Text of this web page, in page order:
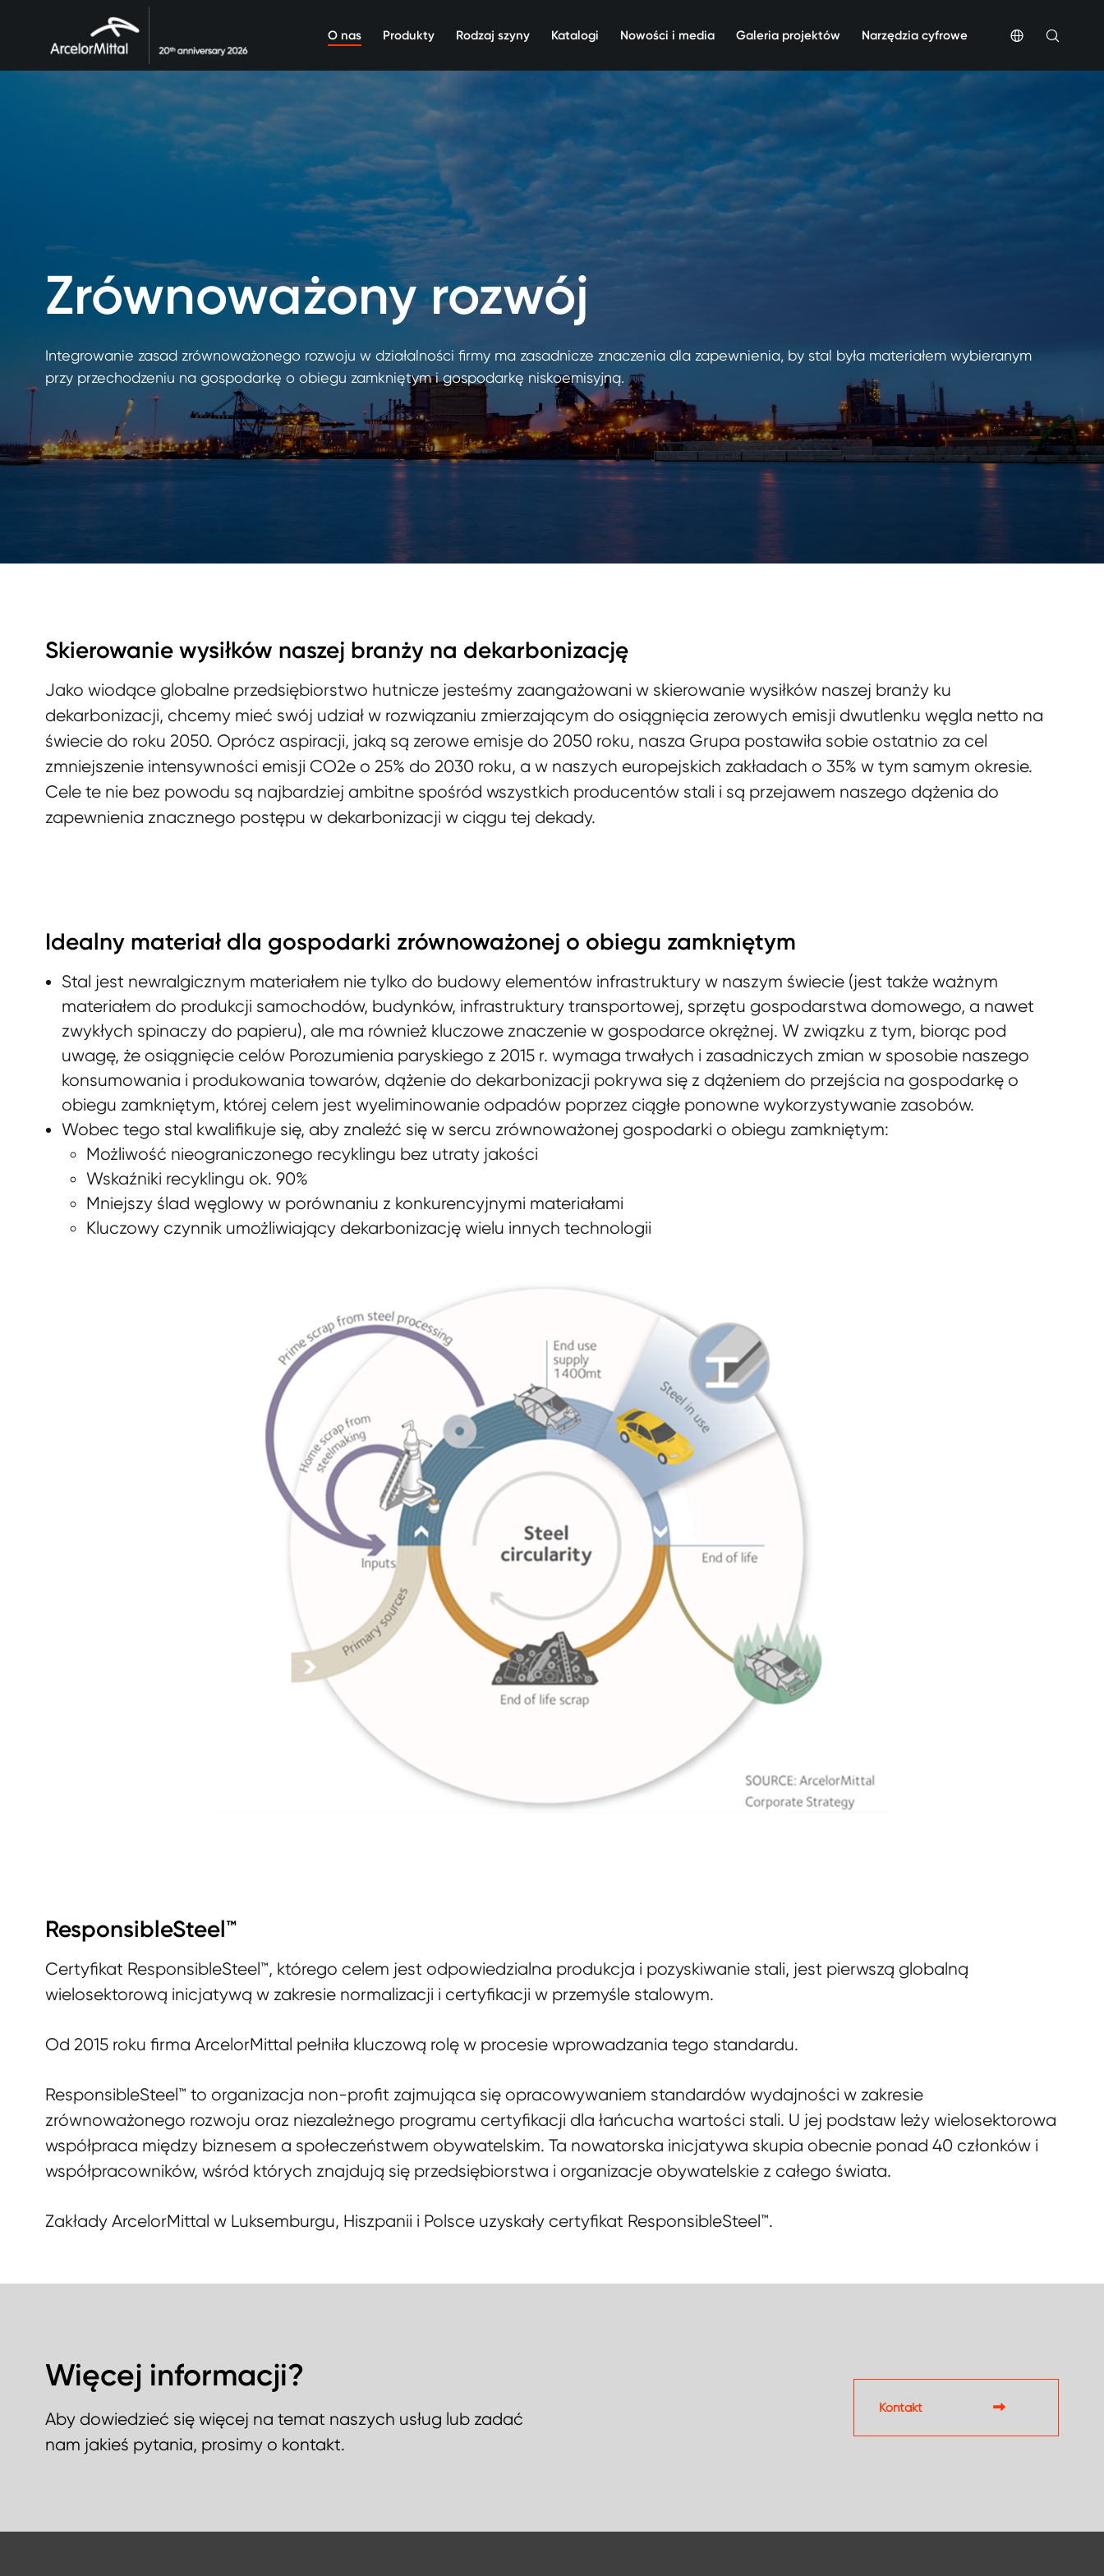
O nas Produkty Rodzaj szyny Katalogi Nowości i media Galeria projektów Narzędzia cyfrowe
Zrównoważony rozwój
Integrowanie zasad zrównoważonego rozwoju w działalności firmy ma zasadnicze znaczenia dla zapewnienia, by stal była materiałem wybieranym
przy przechodzeniu na gospodarkę o obiegu zamkniętym i gospodarkę niskoemisyjną.
Skierowanie wysiłków naszej branży na dekarbonizację
Jako wiodące globalne przedsiębiorstwo hutnicze jesteśmy zaangażowani w skierowanie wysiłków naszej branży ku
dekarbonizacji, chcemy mieć swój udział w rozwiązaniu zmierzającym do osiągnięcia zerowych emisji dwutlenku węgla netto na
świecie do roku 2050. Oprócz aspiracji, jaką są zerowe emisje do 2050 roku, nasza Grupa postawiła sobie ostatnio za cel
zmniejszenie intensywności emisji CO2e o 25% do 2030 roku, a w naszych europejskich zakładach o 35% w tym samym okresie.
Cele te nie bez powodu są najbardziej ambitne spośród wszystkich producentów stali i są przejawem naszego dążenia do
zapewnienia znacznego postępu w dekarbonizacji w ciągu tej dekady.
Idealny materiał dla gospodarki zrównoważonej o obiegu zamkniętym
Stal jest newralgicznym materiałem nie tylko do budowy elementów infrastruktury w naszym świecie (jest także ważnym
materiałem do produkcji samochodów, budynków, infrastruktury transportowej, sprzętu gospodarstwa domowego, a nawet
zwykłych spinaczy do papieru), ale ma również kluczowe znaczenie w gospodarce okrężnej. W związku z tym, biorąc pod
uwagę, że osiągnięcie celów Porozumienia paryskiego z 2015 r. wymaga trwałych i zasadniczych zmian w sposobie naszego
konsumowania i produkowania towarów, dążenie do dekarbonizacji pokrywa się z dążeniem do przejścia na gospodarkę o
obiegu zamkniętym, której celem jest wyeliminowanie odpadów poprzez ciągłe ponowne wykorzystywanie zasobów.
Wobec tego stal kwalifikuje się, aby znaleźć się w sercu zrównoważonej gospodarki o obiegu zamkniętym:
Możliwość nieograniczonego recyklingu bez utraty jakości
Wskaźniki recyklingu ok. 90%
Mniejszy ślad węglowy w porównaniu z konkurencyjnymi materiałami
Kluczowy czynnik umożliwiający dekarbonizację wielu innych technologii
ResponsibleSteel™
Certyfikat ResponsibleSteel™, którego celem jest odpowiedzialna produkcja i pozyskiwanie stali, jest pierwszą globalną
wielosektorową inicjatywą w zakresie normalizacji i certyfikacji w przemyśle stalowym.
Od 2015 roku firma ArcelorMittal pełniła kluczową rolę w procesie wprowadzania tego standardu.
ResponsibleSteel™ to organizacja non-profit zajmująca się opracowywaniem standardów wydajności w zakresie
zrównoważonego rozwoju oraz niezależnego programu certyfikacji dla łańcucha wartości stali. U jej podstaw leży wielosektorowa
współpraca między biznesem a społeczeństwem obywatelskim. Ta nowatorska inicjatywa skupia obecnie ponad 40 członków i
współpracowników, wśród których znajdują się przedsiębiorstwa i organizacje obywatelskie z całego świata.
Zakłady ArcelorMittal w Luksemburgu, Hiszpanii i Polsce uzyskały certyfikat ResponsibleSteel™.
Więcej informacji?
Aby dowiedzieć się więcej na temat naszych usług lub zadać
nam jakieś pytania, prosimy o kontakt.
Kontakt